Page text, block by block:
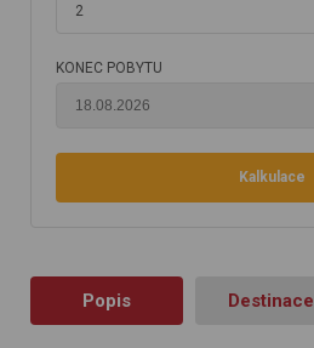
2
KONEC POBYTU
Kalkulace
Popis Destinace